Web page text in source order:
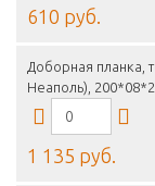
610 руб.
Доборная планка,
Неаполь),
1 135 руб.